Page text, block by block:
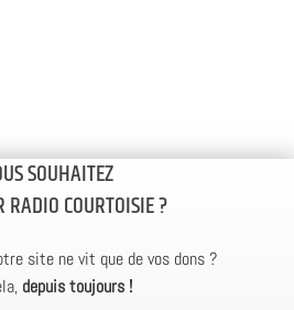
SOUHAITEZ
RADIO COURTOISIE ?
site ne vit que de vos dons ?
depuis toujours !